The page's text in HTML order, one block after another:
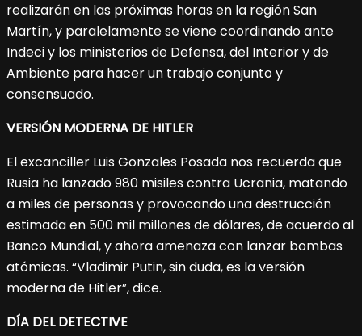
realizarán en las próximas horas en la región San
Martín, y paralelamente se viene coordinando ante
Indeci y los ministerios de Defensa, del Interior y de
Ambiente para hacer un trabajo conjunto y
consensuado.
VERSIÓN MODERNA DE HITLER
El excanciller Luis Gonzales Posada nos recuerda que
Rusia ha lanzado 980 misiles contra Ucrania, matando
a miles de personas y provocando una destrucción
estimada en 500 mil millones de dólares, de acuerdo al
Banco Mundial, y ahora amenaza con lanzar bombas
atómicas. “Vladimir Putin, sin duda, es la versión
moderna de Hitler”, dice.
DÍA DEL DETECTIVE